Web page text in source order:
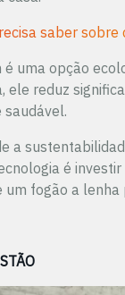
saber
uma opção
ele reduz
a
é
fogão a lenha